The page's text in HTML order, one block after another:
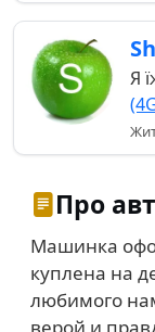
Я
Про
Машинка
куплена на
любимого